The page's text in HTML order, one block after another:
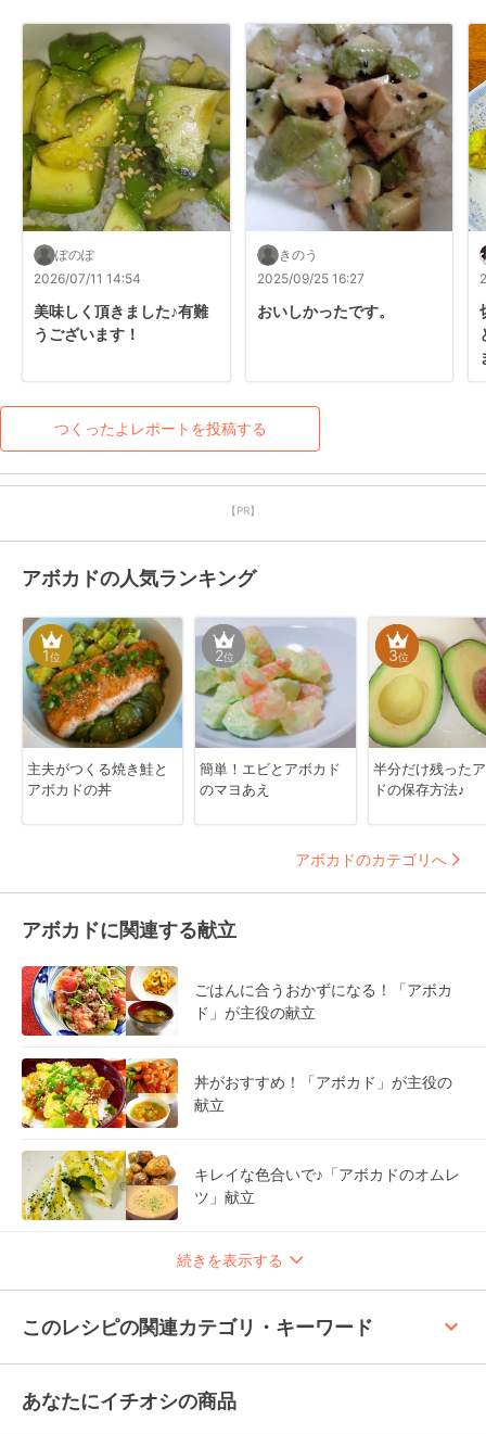
ぽのぽ
2026/07/11 14:54
美味しく頂きました♪有難
うございます！
きのう
2025/09/25 16:27
おいしかったです。
つくったよレポートを投稿する
【PR】
アボカドの人気ランキング
1位
主夫がつくる焼き鮭と
アボカドの丼
2位
簡単！エビとアボカド
のマヨあえ
3位
半分だけ残った
ドの保存方法♪
アボカドのカテゴリへ
アボカドに関連する献立
ごはんに合うおかずになる！「アボカ
ド」が主役の献立
丼がおすすめ！「アボカド」が主役の
献立
キレイな色合いで♪「アボカドのオムレ
ツ」献立
続きを表示する
このレシピの関連カテゴリ・キーワード keyboard_arrow_up
あなたにイチオシの商品